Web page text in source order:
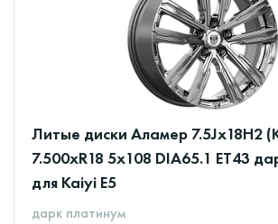
Литые диски Аламер 7.5Jx18H2
7.500xR18 5x108 DIA65.1 ET43
для Kaiyi E5
дарк платинум